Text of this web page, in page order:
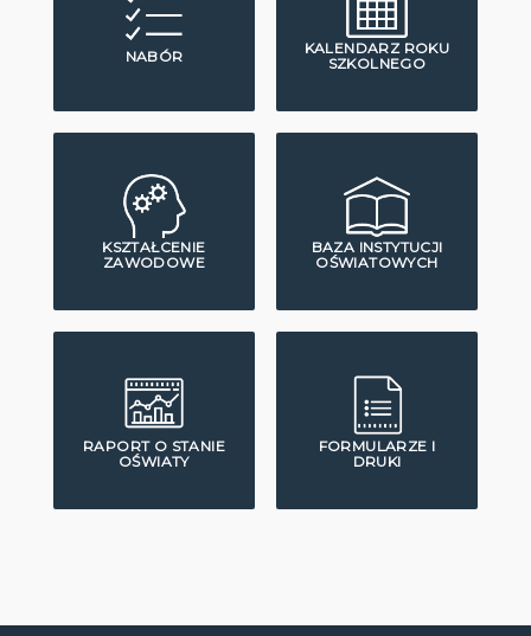
NABÓR
KALENDARZ ROKU
SZKOLNEGO
KSZTAŁCENIE
ZAWODOWE
BAZA INSTYTUCJI
OŚWIATOWYCH
RAPORT O STANIE
OŚWIATY
FORMULARZE I
DRUKI